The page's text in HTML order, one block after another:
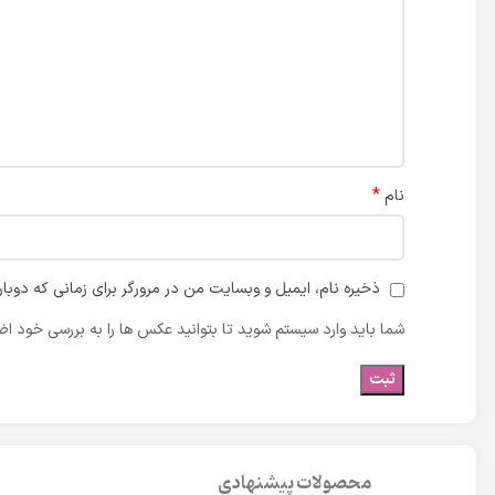
نام *
ذخیره نام، ایمیل و وبسایت من در مرورگر برای زمانی که
شما باید وارد سیستم شوید تا بتوانید عکس ها را به بررسی خود
محصولات پیشنهادی